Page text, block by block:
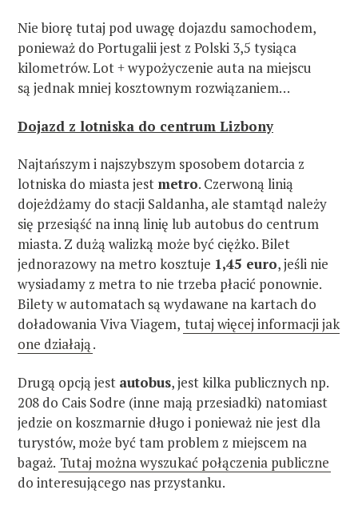
Nie biorę tutaj pod uwagę dojazdu samochodem,
ponieważ do Portugalii jest z Polski 3,5 tysiąca
kilometrów. Lot + wypożyczenie auta na miejscu
są jednak mniej kosztownym rozwiązaniem…
Dojazd z lotniska do centrum Lizbony
Najtańszym i najszybszym sposobem dotarcia z
lotniska do miasta jest metro. Czerwoną linią
dojeżdżamy do stacji Saldanha, ale stamtąd należy
się przesiąść na inną linię lub autobus do centrum
miasta. Z dużą walizką może być ciężko. Bilet
jednorazowy na metro kosztuje 1,45 euro, jeśli nie
wysiadamy z metra to nie trzeba płacić ponownie.
Bilety w automatach są wydawane na kartach do
doładowania Viva Viagem, tutaj więcej informacji jak
one działają.
Drugą opcją jest autobus, jest kilka publicznych np.
208 do Cais Sodre (inne mają przesiadki) natomiast
jedzie on koszmarnie długo i ponieważ nie jest dla
turystów, może być tam problem z miejscem na
bagaż. Tutaj można wyszukać połączenia publiczne
do interesującego nas przystanku.